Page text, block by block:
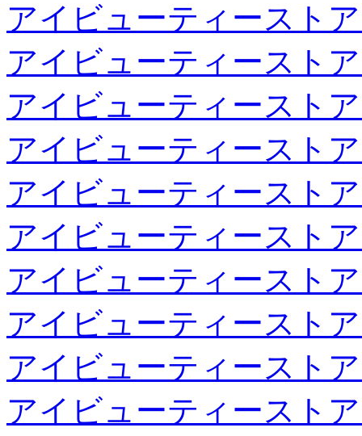
アイビューティースト
アイビューティースト
アイビューティースト
アイビューティースト
アイビューティースト
アイビューティースト
アイビューティースト
アイビューティースト
アイビューティースト
アイビューティースト